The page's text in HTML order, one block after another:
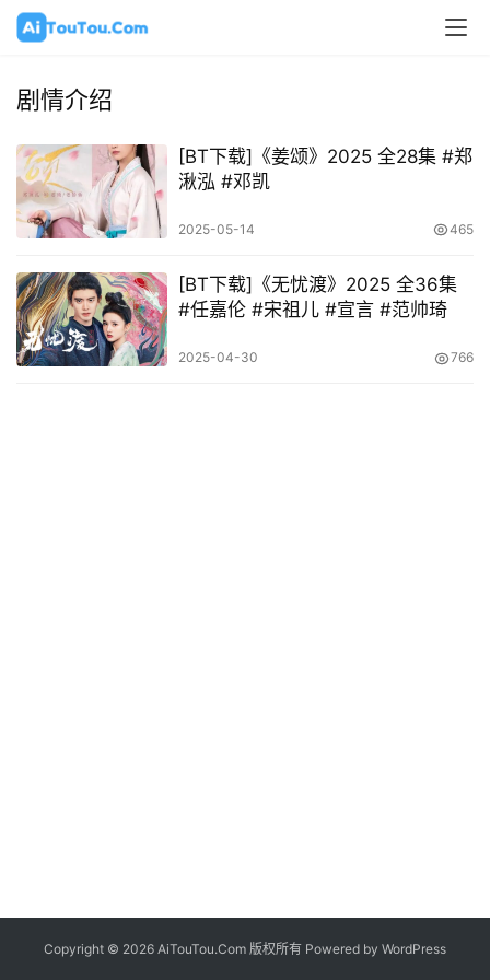
剧情介绍
[BT下载]《姜颂》2025 全28集 #郑
湫泓 #邓凯
2025-05-14 465
[BT下载]《无忧渡》2025 全36集
#任嘉伦 #宋祖儿 #宣言 #范帅琦
2025-04-30 766
Copyright © 2026 AiTouTou.Com 版权所有 Powered by WordPress